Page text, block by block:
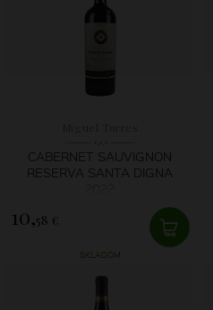
CABERNET SAUVIGNON
RESERVA SANTA DIGNA
10,58 €
SKLADOM